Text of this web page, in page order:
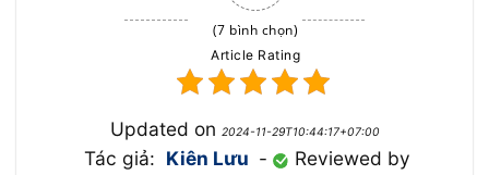
(7 bình chọn)
Article Rating
Updated on 2024-11-29T10:44:17+07:00
Tác giả: Kiên Lưu -
Reviewed by